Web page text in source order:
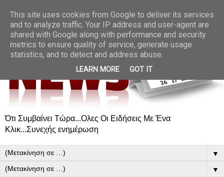
Ότι Συμβαίνει Τώρα...Ολες Οι Ειδήσεις Με Ένα
Κλικ...Συνεχής ενημέρωση
▼
▼
This site uses cookies from Google to deliver its services
and to analyze traffic. Your IP address and user-agent are
shared with Google along with performance and security
metrics to ensure quality of service, generate usage
statistics, and to detect and address abuse.
LEARN MORE GOT IT